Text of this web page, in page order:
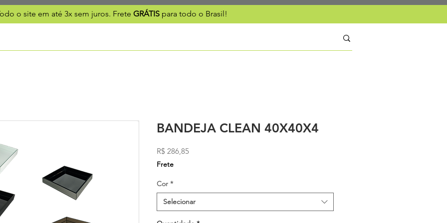
o site em até 3x sem juros. Frete GRÁTIS para todo o Brasil!
BANDEJA CLEAN 40X40X4
R$ 286,85
Frete
Cor *
Selecionar